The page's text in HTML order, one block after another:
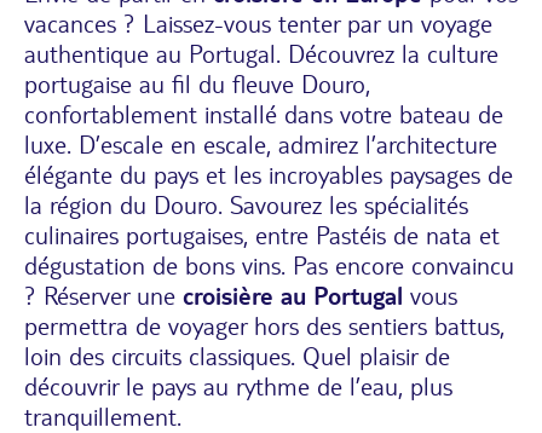
vacances ? Laissez-vous tenter par un voyage
authentique au Portugal. Découvrez la culture
portugaise au fil du fleuve Douro,
confortablement installé dans votre bateau de
luxe. D’escale en escale, admirez l’architecture
élégante du pays et les incroyables paysages de
la région du Douro. Savourez les spécialités
culinaires portugaises, entre Pastéis de nata et
dégustation de bons vins. Pas encore convaincu
? Réserver une croisière au Portugal vous
permettra de voyager hors des sentiers battus,
loin des circuits classiques. Quel plaisir de
découvrir le pays au rythme de l’eau, plus
tranquillement.